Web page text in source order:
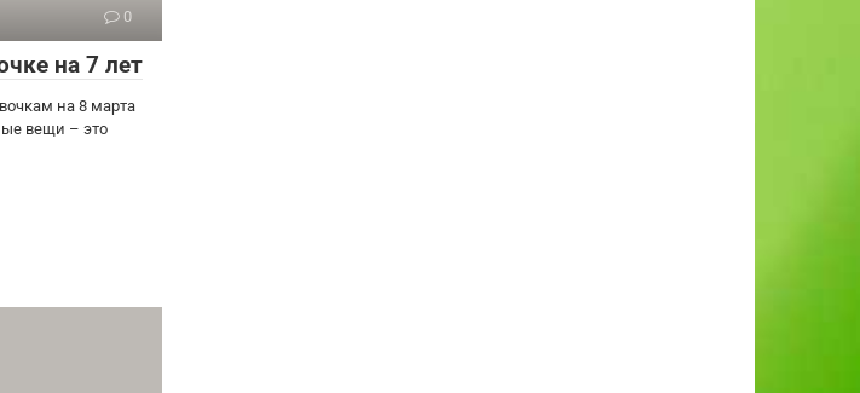
0
на 7 лет
на 8 марта
вещи – это